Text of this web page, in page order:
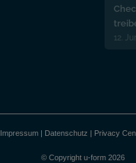
12.
Impressum| Datenschutz | Privacy
© Copyright u-form 2026